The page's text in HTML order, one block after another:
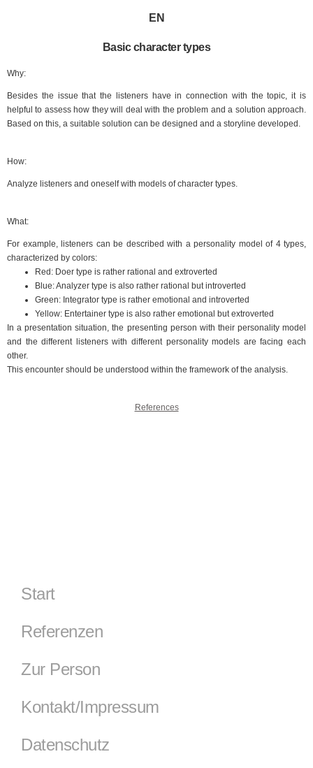
EN
Basic character types
Why:
Besides the issue that the listeners have in connection with the topic, it is
helpful to assess how they will deal with the problem and a solution approach.
Based on this, a suitable solution can be designed and a storyline developed.
How:
Analyze listeners and oneself with models of character types.
What:
For example, listeners can be described with a personality model of 4 types,
characterized by colors:
Red: Doer type is rather rational and extroverted
Blue: Analyzer type is also rather rational but introverted
Green: Integrator type is rather emotional and introverted
Yellow: Entertainer type is also rather emotional but extroverted
In a presentation situation, the presenting person with their personality model
and the different listeners with different personality models are facing each
other.
This encounter should be understood within the framework of the analysis.
References
Start
Referenzen
Zur Person
Kontakt/Impressum
Datenschutz